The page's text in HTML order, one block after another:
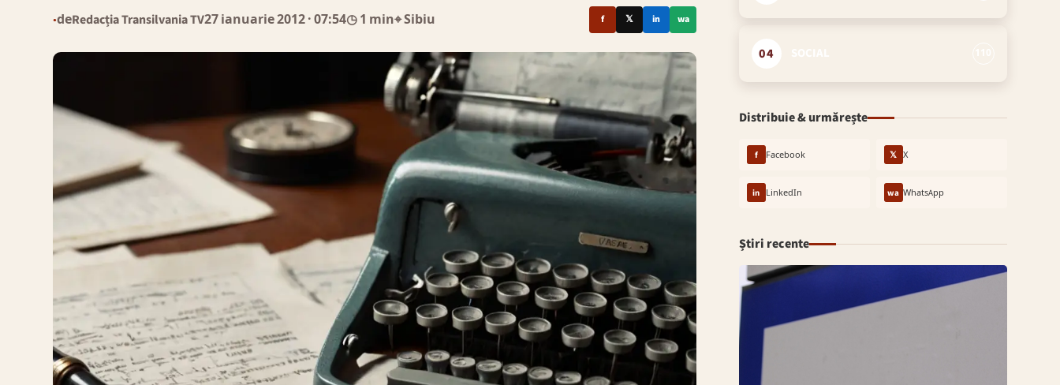
●deRedacția Transilvania TV27 ianuarie 2012· 07:54◷ 1 min⌖ Sibiu f 𝕏 in wa
04
Distribuie & urmărește
f Facebook 𝕏 X
in LinkedIn wa WhatsApp
Știri recente